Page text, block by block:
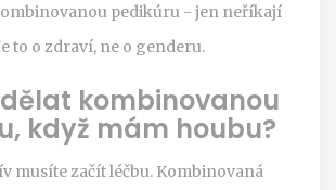
pedikúru - jen neříkají
to o zdraví, ne o genderu.
dělat kombinovanou
když mám houbu?
musíte začít léčbu. Kombinovaná